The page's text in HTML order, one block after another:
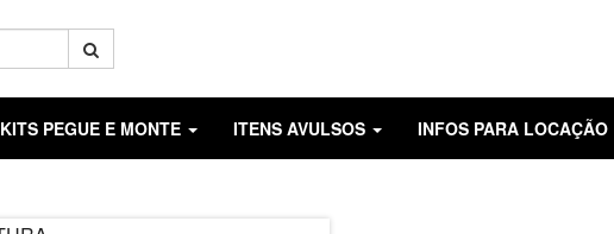
KITS PEGUE E MONTE ITENS AVULSOS INFOS PARA LOCAÇÃO